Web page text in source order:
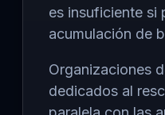
es insuficiente si
acumulación de
Organizaciones
dedicados al